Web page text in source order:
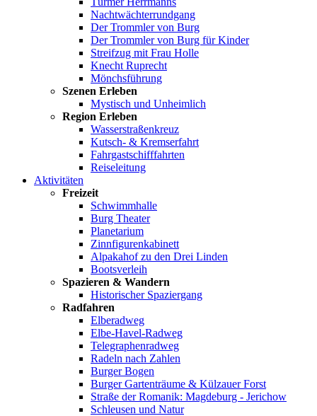
Nachtwächterrundgang
Der Trommler von Burg
Der Trommler von Burg für Kinder
Streifzug mit Frau Holle
Knecht Ruprecht
Mönchsführung
Szenen Erleben
Mystisch und Unheimlich
Region Erleben
Wasserstraßenkreuz
Kutsch- & Kremserfahrt
Fahrgastschifffahrten
Reiseleitung
Aktivitäten
Freizeit
Schwimmhalle
Burg Theater
Planetarium
Zinnfigurenkabinett
Alpakahof zu den Drei Linden
Bootsverleih
Spazieren & Wandern
Historischer Spaziergang
Radfahren
Elberadweg
Elbe-Havel-Radweg
Telegraphenradweg
Radeln nach Zahlen
Burger Bogen
Burger Gartenträume & Külzauer Forst
Straße der Romanik: Magdeburg - Jerichow
Schleusen und Natur